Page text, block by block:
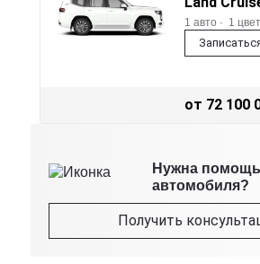
1 авто · 1 цвет
от 72 100
Нужна
автомобиля?
Получить